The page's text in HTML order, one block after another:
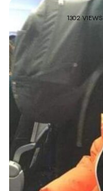
1302 VIEWS